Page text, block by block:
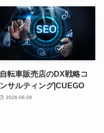
自転車販売店のDX戦略コ
ンサルティング|CUEGO
2026-06-28